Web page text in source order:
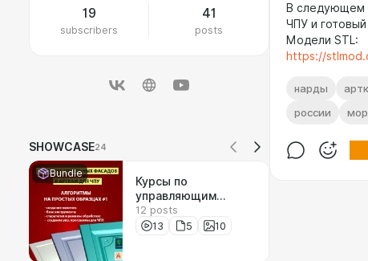
19
subscribers
41
posts
SHOWCASE24
Bundle
Курсы по
управляющим
программам для
станков с ЧПУ.
12 posts
13
5 10
В следующем
ЧПУ и
Модели STL:
https://
нарды
россии